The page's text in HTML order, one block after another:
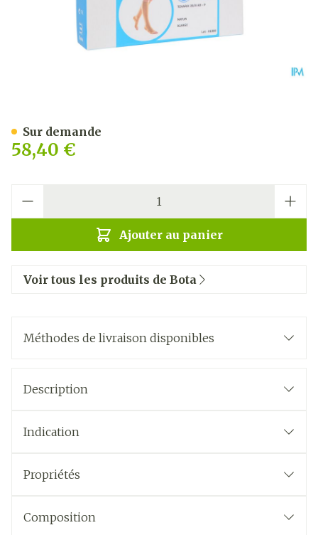
58,40 €
Ajouter au panier
Sur demande
Voir tous les produits de Bota
Méthodes de livraison disponibles
Description
Indication
Propriétés
Composition